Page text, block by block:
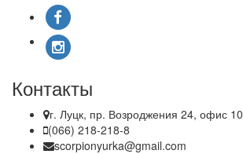
Контакты
г. Луцк, пр. Возроджения 24, офис 10
(066) 218-218-8
scorpionyurka@gmail.com